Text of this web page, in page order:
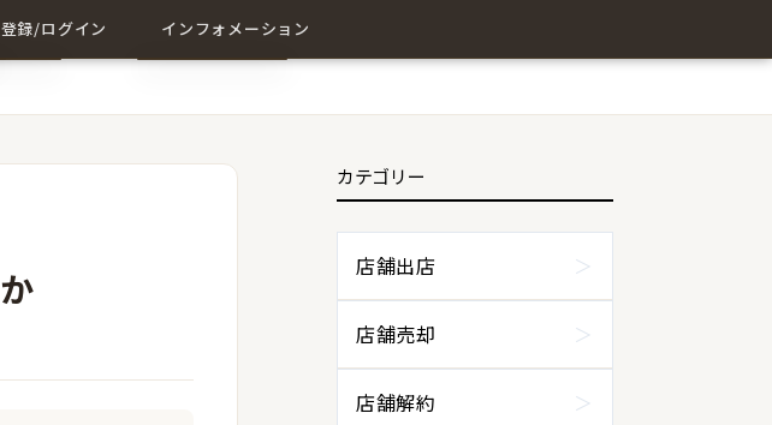
録/ログイン インフォメーション
カテゴリー
店舗出店
店舗売却
店舗解約